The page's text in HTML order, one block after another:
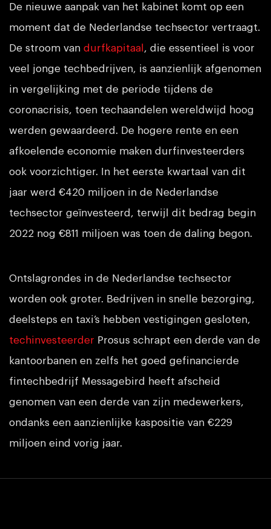
De nieuwe aanpak van het kabinet komt op een
moment dat de Nederlandse techsector vertraagt.
De stroom van durfkapitaal , die essentieel is voor
veel jonge techbedrijven, is aanzienlijk afgenomen
in vergelijking met de periode tijdens de
coronacrisis, toen techaandelen wereldwijd hoog
werden gewaardeerd. De hogere rente en een
afkoelende economie maken durfinvesteerders
ook voorzichtiger. In het eerste kwartaal van dit
jaar werd €420 miljoen in de Nederlandse
techsector geïnvesteerd, terwijl dit bedrag begin
2022 nog €811 miljoen was toen de daling begon.
Ontslagrondes in de Nederlandse techsector
worden ook groter. Bedrijven in snelle bezorging,
deelsteps en taxi’s hebben vestigingen gesloten,
techinvesteerder Prosus schrapt een derde van de
kantoorbanen en zelfs het goed gefinancierde
fintechbedrijf Messagebird heeft afscheid
genomen van een derde van zijn medewerkers,
ondanks een aanzienlijke kaspositie van €229
miljoen eind vorig jaar.